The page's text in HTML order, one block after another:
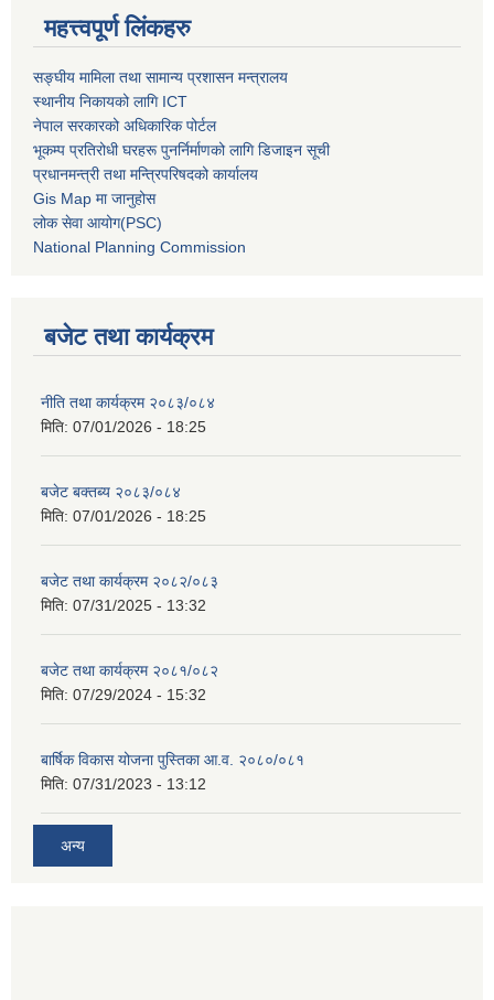
महत्त्वपूर्ण लिंकहरु
सङ्घीय मामिला तथा सामान्य प्रशासन मन्त्रालय
स्थानीय निकायको लागि ICT
नेपाल सरकारको अधिकारिक पोर्टल
भूकम्प प्रतिरोधी घरहरू पुनर्निर्माणको लागि डिजाइन सूची
प्रधानमन्त्री तथा मन्त्रिपरिषदको कार्यालय
Gis Map मा जानुहोस
लोक सेवा आयोग(PSC)
National Planning Commission
बजेट तथा कार्यक्रम
नीति तथा कार्यक्रम २०८३/०८४
मिति: 07/01/2026 - 18:25
बजेट बक्तब्य २०८३/०८४
मिति: 07/01/2026 - 18:25
बजेट तथा कार्यक्रम २०८२/०८३
मिति: 07/31/2025 - 13:32
बजेट तथा कार्यक्रम २०८१/०८२
मिति: 07/29/2024 - 15:32
बार्षिक विकास योजना पुस्तिका आ.व. २०८०/०८१
मिति: 07/31/2023 - 13:12
अन्य